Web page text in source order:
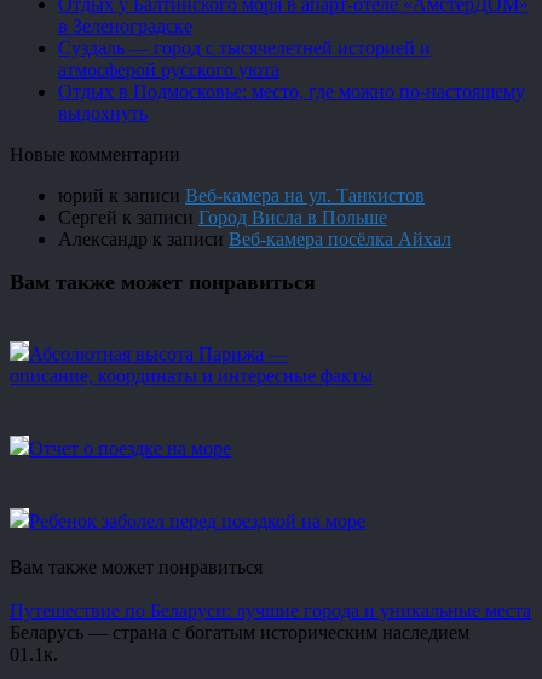
Отдых у Балтийского моря в апарт-отеле «АмстерДОМ»
в Зеленоградске
Суздаль — город с тысячелетней историей и
атмосферой русского уюта
Отдых в Подмосковье: место, где можно по-настоящему
выдохнуть
Новые комментарии
юрий к записи Веб-камера на ул. Танкистов
Сергей к записи Город Висла в Польше
Александр к записи Веб-камера посёлка Айхал
Вам также может понравиться
Абсолютная высота Парижа —
описание, координаты и интересные факты
Отчет о поездке на море
Ребенок заболел перед поездкой на море
Вам также может понравиться
Путешествие по Беларуси: лучшие города и уникальные места
Беларусь — страна с богатым историческим наследием
01.1к.